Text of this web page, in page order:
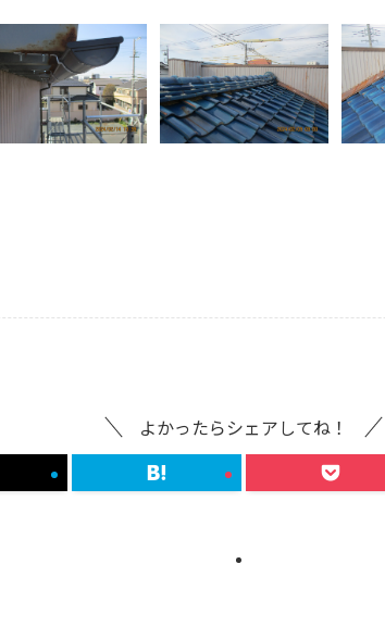
よかったらシェアしてね！